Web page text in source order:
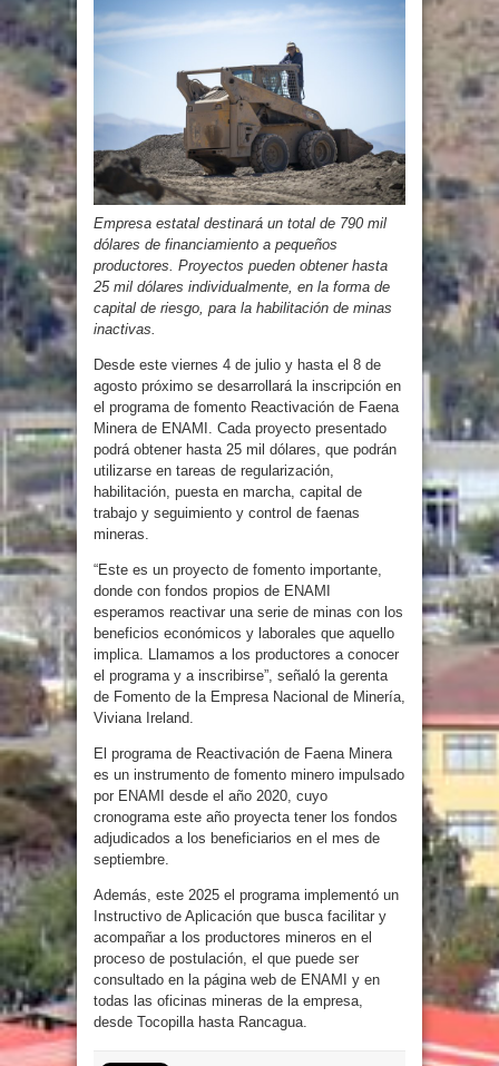
Empresa estatal destinará un total de 790 mil
dólares de financiamiento a pequeños
productores. Proyectos pueden obtener hasta
25 mil dólares individualmente, en la forma de
capital de riesgo, para la habilitación de minas
inactivas.
Desde este viernes 4 de julio y hasta el 8 de
agosto próximo se desarrollará la inscripción en
el programa de fomento Reactivación de Faena
Minera de ENAMI. Cada proyecto presentado
podrá obtener hasta 25 mil dólares, que podrán
utilizarse en tareas de regularización,
habilitación, puesta en marcha, capital de
trabajo y seguimiento y control de faenas
mineras.
“Este es un proyecto de fomento importante,
donde con fondos propios de ENAMI
esperamos reactivar una serie de minas con los
beneficios económicos y laborales que aquello
implica. Llamamos a los productores a conocer
el programa y a inscribirse”, señaló la gerenta
de Fomento de la Empresa Nacional de Minería,
Viviana Ireland.
El programa de Reactivación de Faena Minera
es un instrumento de fomento minero impulsado
por ENAMI desde el año 2020, cuyo
cronograma este año proyecta tener los fondos
adjudicados a los beneficiarios en el mes de
septiembre.
Además, este 2025 el programa implementó un
Instructivo de Aplicación que busca facilitar y
acompañar a los productores mineros en el
proceso de postulación, el que puede ser
consultado en la página web de ENAMI y en
todas las oficinas mineras de la empresa,
desde Tocopilla hasta Rancagua.